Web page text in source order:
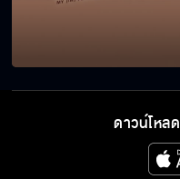
ดาวน์โหลด